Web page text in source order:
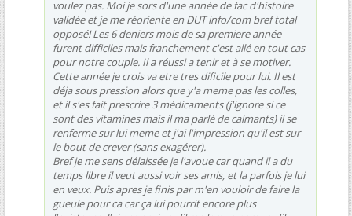
voulez pas. Moi je sors d'une année de fac d'histoire
validée et je me réoriente en DUT info/com bref total
opposé! Les 6 deniers mois de sa premiere année
furent difficiles mais franchement c'est allé en tout cas
pour notre couple. Il a réussi a tenir et à se motiver.
Cette année je crois va etre tres dificile pour lui. Il est
déja sous pression alors que y'a meme pas les colles,
et il s'es fait prescrire 3 médicaments (j'ignore si ce
sont des vitamines mais il ma parlé de calmants) il se
renferme sur lui meme et j'ai l'impression qu'il est sur
le bout de crever (sans exagérer).
Bref je me sens délaissée je l'avoue car quand il a du
temps libre il veut aussi voir ses amis, et la parfois je lui
en veux. Puis apres je finis par m'en vouloir de faire la
gueule pour ca car ça lui pourrit encore plus